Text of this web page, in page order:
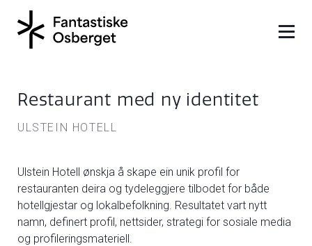
Restaurant med ny identitet
ULSTEIN HOTELL
Ulstein Hotell ønskja å skape ein unik profil for
restauranten deira og tydeleggjere tilbodet for både
hotellgjestar og lokalbefolkning. Resultatet vart nytt
namn, definert profil, nettsider, strategi for sosiale media
og profileringsmateriell.